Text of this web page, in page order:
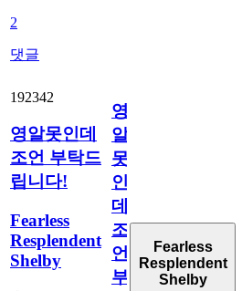
2
댓글
192342
영알못인데
조언 부탁드
립니다!
Fearless
Resplendent
Shelby
영
알
못
인
데
조
언
부
Fearless
Resplendent
Shelby